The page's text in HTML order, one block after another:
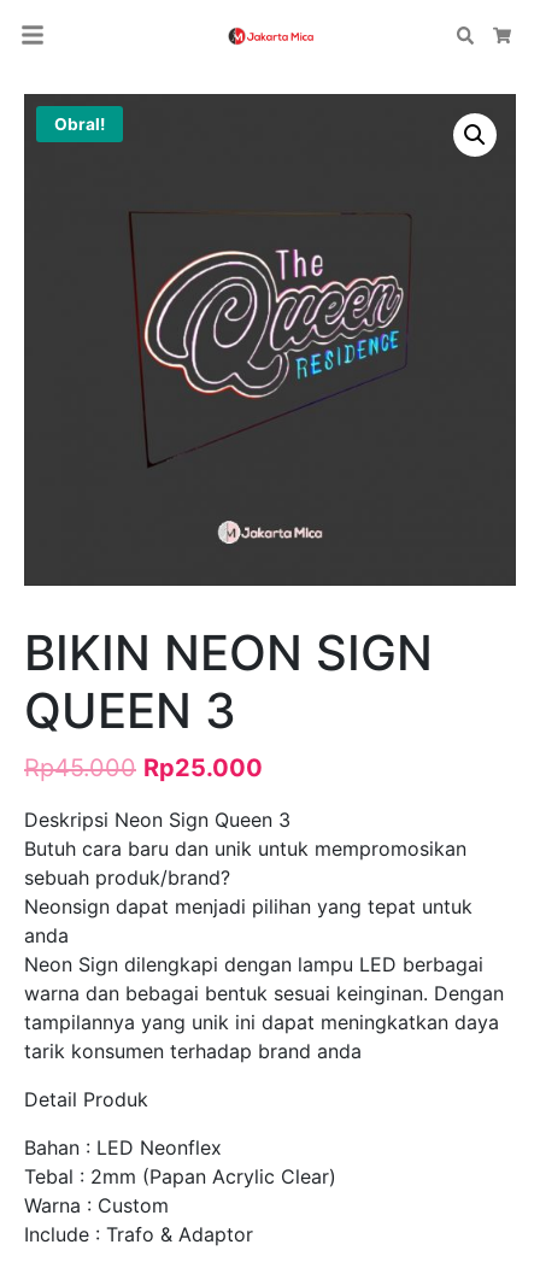
Search
Obral!
BIKIN NEON SIGN
QUEEN 3
Rp45.000 Rp25.000
Deskripsi Neon Sign Queen 3
Butuh cara baru dan unik untuk mempromosikan
sebuah produk/brand?
Neonsign dapat menjadi pilihan yang tepat untuk
anda
Neon Sign dilengkapi dengan lampu LED berbagai
warna dan bebagai bentuk sesuai keinginan. Dengan
tampilannya yang unik ini dapat meningkatkan daya
tarik konsumen terhadap brand anda
Detail Produk
Bahan : LED Neonflex
Tebal : 2mm (Papan Acrylic Clear)
Warna : Custom
Include : Trafo & Adaptor